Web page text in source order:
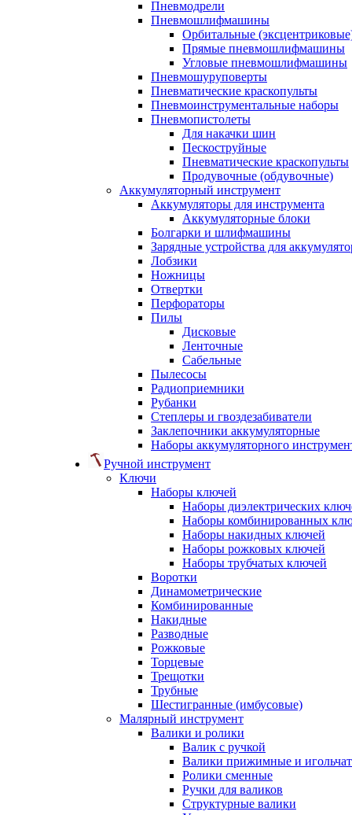
Пневмодрели
Пневмошлифмашины
Орбитальные
Прямые пневмошлифмашины
Угловые пневмошлифмашины
Пневмошуруповерты
Пневматические краскопульты
Пневмоинструментальные наборы
Пневмопистолеты
Для накачки шин
Пескоструйные
Пневматические краскопульты
Продувочные (обдувочные)
Аккумуляторный инструмент
Аккумуляторы для инструмента
Аккумуляторные блоки
Болгарки и шлифмашины
Зарядные устройства для
Лобзики
Ножницы
Отвертки
Перфораторы
Пилы
Дисковые
Ленточные
Сабельные
Пылесосы
Радиоприемники
Рубанки
Степлеры и гвоздезабиватели
Заклепочники аккумуляторные
Наборы аккумуляторного
Ручной инструмент
Ключи
Наборы ключей
Наборы диэлектрических
Наборы комбинированных
Наборы накидных ключей
Наборы рожковых ключей
Наборы трубчатых ключей
Воротки
Динамометрические
Комбинированные
Накидные
Разводные
Рожковые
Торцевые
Трещотки
Трубные
Шестигранные (имбусовые)
Малярный инструмент
Валики и ролики
Валик с ручкой
Валики прижимные и
Ролики сменные
Ручки для валиков
Структурные валики